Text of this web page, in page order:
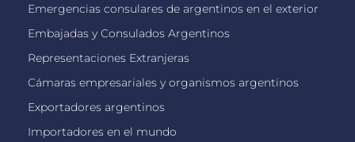
Emergencias consulares de argentinos en el exterior
Embajadas y Consulados Argentinos
Representaciones Extranjeras
Cámaras empresariales y organismos argentinos
Exportadores argentinos
Importadores en el mundo